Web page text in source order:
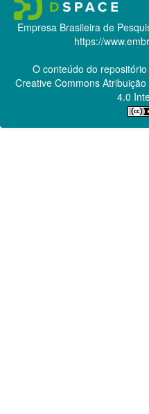
Empresa Brasileira de
https://
O conteúdo do
Creative CommonsAtribuição
4.0